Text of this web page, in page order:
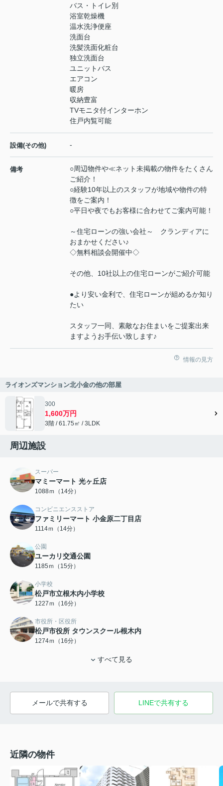
バス・トイレ別
浴室乾燥機
温水洗浄便座
洗面台
洗髪洗面化粧台
独立洗面台
ユニットバス
エアコン
暖房
収納豊富
TVモニタ付インターホン
住戸内覧可能
設備(その他) -
備考
○周辺物件や≪ネット未掲載の物件をたくさん
ご紹介！
○経験10年以上のスタッフが地域や物件の特
徴をご案内！
○平日や夜でもお客様に合わせてご案内可能！
～住宅ローンの強い会社～ クランディアに
おまかせください♪
◇無料相談会開催中◇
その他、10社以上の住宅ローンがご紹介可能
●より安い金利で、住宅ローンが組めるか知り
たい
スタッフ一同、素敵なお住まいをご提案出来
ますようお手伝い致します♪
情報の見方
ライオンズマンション北小金の他の部屋
300
1,600万円
3階 / 61.75㎡ / 3LDK
周辺施設
スーパー
マミーマート 光ヶ丘店
1088ｍ（14分）
コンビニエンスストア
ファミリーマート 小金原二丁目店
1114ｍ（14分）
公園
ユーカリ交通公園
1185ｍ（15分）
小学校
松戸市立根木内小学校
1227ｍ（16分）
市役所・区役所
松戸市役所 タウンスクール根木内
1274ｍ（16分）
すべて見る
メールで共有する LINEで共有する
近隣の物件